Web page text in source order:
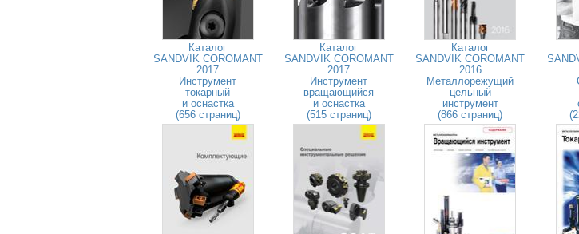
Каталог
SANDVIK COROMANT
2017
Инструмент
токарный
и оснастка
(656 страниц)
Каталог
SANDVIK COROMANT
2017
Инструмент
вращающийся
и оснастка
(515 страниц)
Каталог
SANDVIK COROMANT
2016
Металлорежущий
цельный
инструмент
(866 страниц)